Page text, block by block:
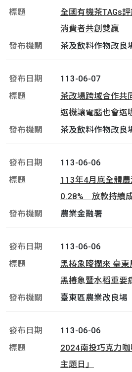
全國有機茶TAGs
消費者共創雙贏
茶及飲料作物改良
113-06-07
茶改場跨域合作共
選機讓電腦也會選
茶及飲料作物改良
113-06-06
113年4月底全體
0.28% 放款持續
農業金融署
113-06-06
黑椿象嘜擱來 臺
黑椿象暨水稻重要
臺東區農業改良場
113-06-06
2024南投巧克力
主題日」